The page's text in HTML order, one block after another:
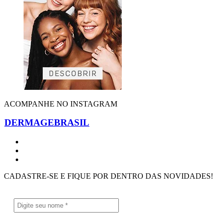
ACOMPANHE NO INSTAGRAM
DERMAGEBRASIL
CADASTRE-SE E FIQUE POR DENTRO DAS NOVIDADES!